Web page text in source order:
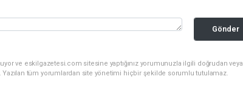
Gönder
ve eskilgazetesi.com sitesine yaptığınız yorumunuzla ilgili doğrudan veya
Yazılan tüm yorumlardan site yönetimi hiçbir şekilde sorumlu tutulamaz.